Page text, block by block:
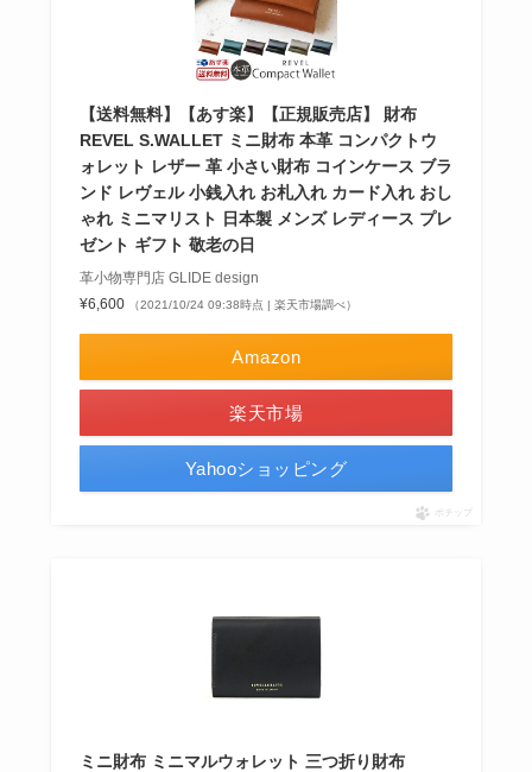
【送料無料】【あす楽】【正規販売店】 財布
REVEL S.WALLET ミニ財布 本革 コンパクトウ
ォレット レザー 革 小さい財布 コインケース ブラ
ンド レヴェル 小銭入れ お札入れ カード入れ おし
ゃれ ミニマリスト 日本製 メンズ レディース プレ
ゼント ギフト 敬老の日
革小物専門店 GLIDE design
¥6,600
（2021/10/24 09:38時点 | 楽天市場調べ）
Amazon
楽天市場
Yahooショッピング
ポチップ
ミニ財布 ミニマルウォレット 三つ折り財布